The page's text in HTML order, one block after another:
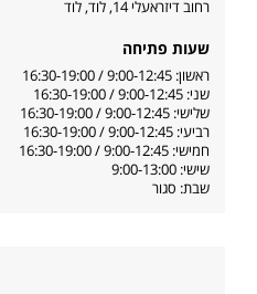
רחוב דיזראעלי 14, לוד
,לוד
שעות פתיחה
ראשון: 9:00-12:45 / 16:30-19:00
שני: 9:00-12:45 / 16:30-19:00
שלישי: 9:00-12:45 / 16:30-19:00
רביעי: 9:00-12:45 / 16:30-19:00
חמישי: 9:00-12:45 / 16:30-19:00
שישי: 9:00-13:00
שבת: סגור